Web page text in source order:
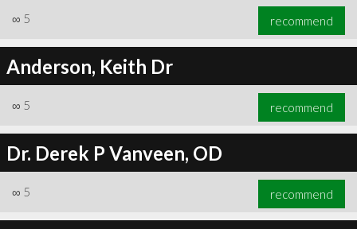
∞ 5 recommend
Anderson, Keith Dr
∞ 5 recommend
Dr. Derek P Vanveen, OD
∞ 5 recommend